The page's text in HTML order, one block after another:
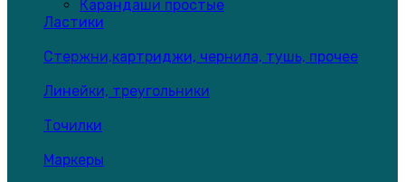
Карандаши простые
Ластики
Стержни,картриджи, чернила, тушь, прочее
Линейки, треугольники
Точилки
Маркеры